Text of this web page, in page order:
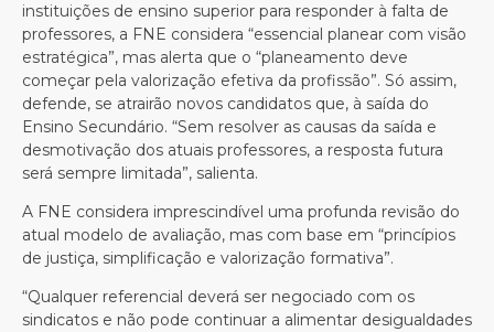
instituições de ensino superior para responder à falta de
professores, a FNE considera “essencial planear com visão
estratégica”, mas alerta que o “planeamento deve
começar pela valorização efetiva da profissão”. Só assim,
defende, se atrairão novos candidatos que, à saída do
Ensino Secundário. “Sem resolver as causas da saída e
desmotivação dos atuais professores, a resposta futura
será sempre limitada”, salienta.
A FNE considera imprescindível uma profunda revisão do
atual modelo de avaliação, mas com base em “princípios
de justiça, simplificação e valorização formativa”.
“Qualquer referencial deverá ser negociado com os
sindicatos e não pode continuar a alimentar desigualdades